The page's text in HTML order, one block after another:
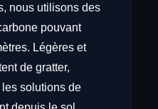
nous utilisons des
pouvant
Légères et
de gratter,
solutions de